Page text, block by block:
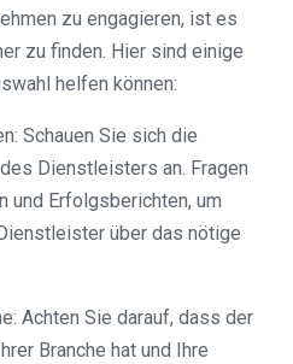
zu engagieren, ist es
zu finden. Hier sind einige
helfen können:
Schauen Sie sich die
Dienstleisters an. Fragen
und Erfolgsberichten, um
über das nötige
Achten Sie darauf, dass der
Branche hat und Ihre